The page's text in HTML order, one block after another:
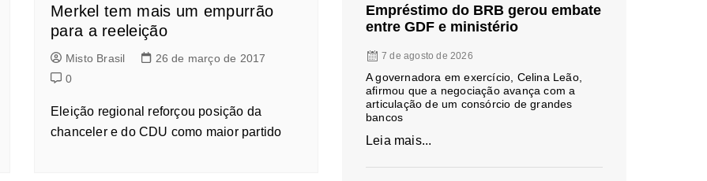
Merkel tem mais um empurrão
para a reeleição
Misto Brasil
26 de março de 2017
0
Eleição regional reforçou posição da
chanceler e do CDU como maior partido
Empréstimo do BRB gerou embate
entre GDF e ministério
7 de agosto de 2026
A governadora em exercício, Celina Leão,
afirmou que a negociação avança com a
articulação de um consórcio de grandes
bancos
Leia mais...